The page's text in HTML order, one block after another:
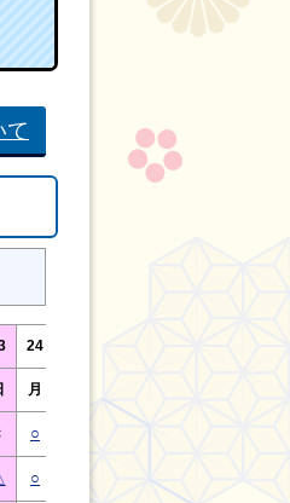
て
24
月
○
○ ○